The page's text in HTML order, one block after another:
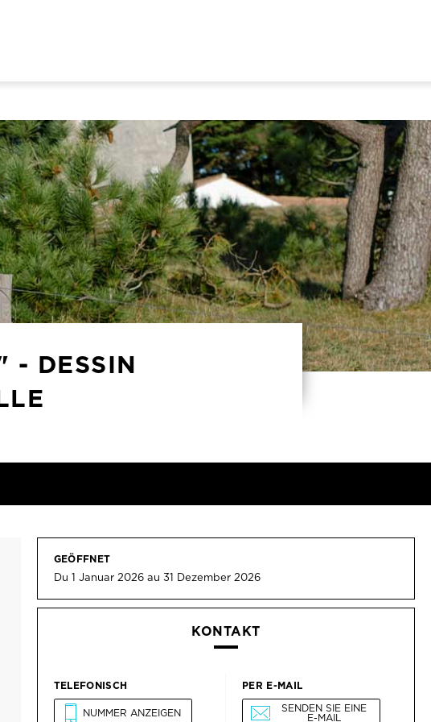
- DESSIN
GEÖFFNET
Du 1 Januar 2026 au 31 Dezember 2026
KONTAKT
TELEFONISCH
NUMMER ANZEIGEN
PER E-MAIL
SENDEN SIE EINE
E-MAIL